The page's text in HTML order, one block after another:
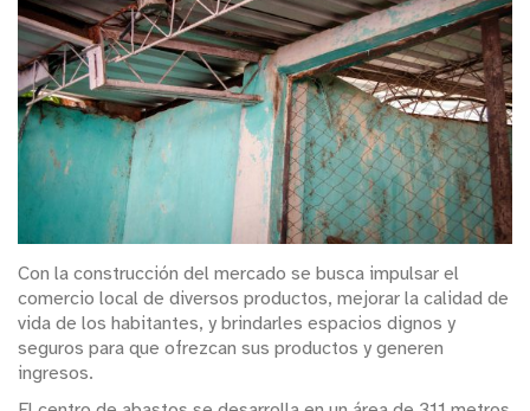
Con la construcción del mercado se busca impulsar el
comercio local de diversos productos, mejorar la calidad de
vida de los habitantes, y brindarles espacios dignos y
seguros para que ofrezcan sus productos y generen
ingresos.